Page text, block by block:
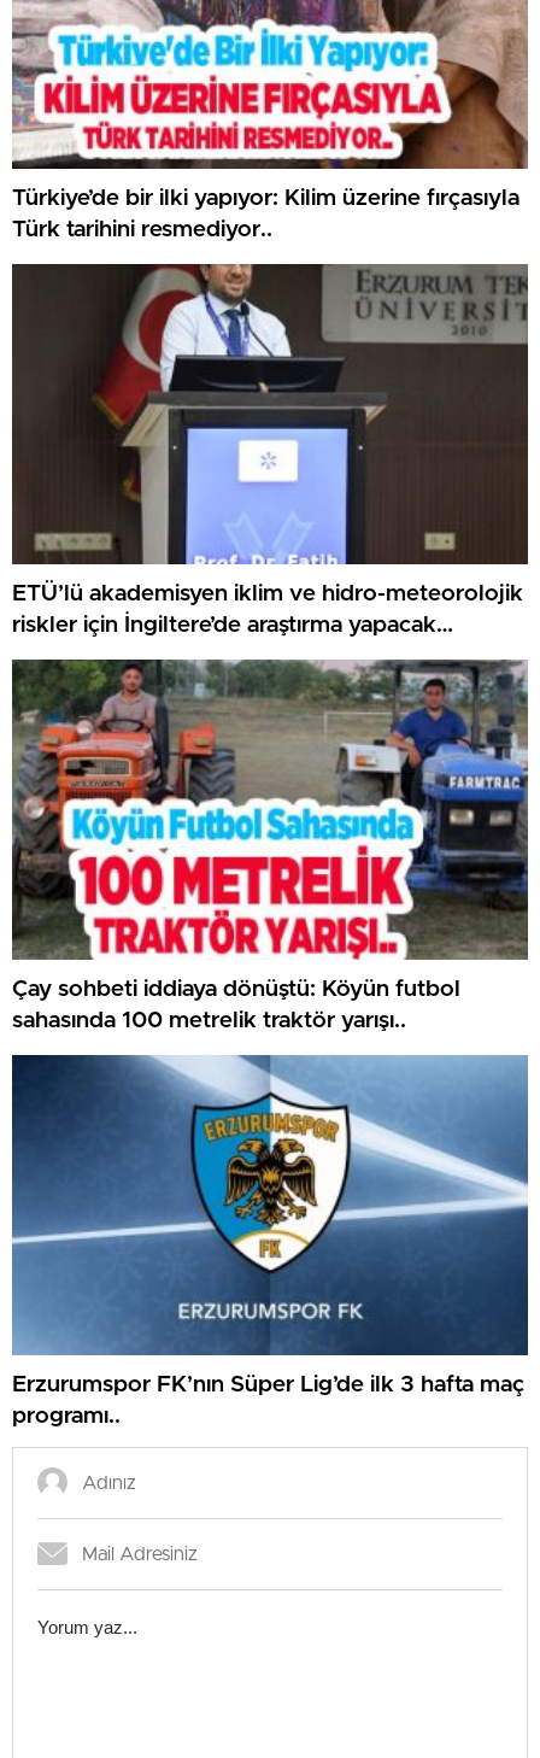
Türkiye’de bir ilki yapıyor: Kilim üzerine fırçasıyla
Türk tarihini resmediyor..
ETÜ’lü akademisyen iklim ve hidro-meteorolojik
riskler için İngiltere’de araştırma yapacak…
Çay sohbeti iddiaya dönüştü: Köyün futbol
sahasında 100 metrelik traktör yarışı..
Erzurumspor FK’nın Süper Lig’de ilk 3 hafta maç
programı..